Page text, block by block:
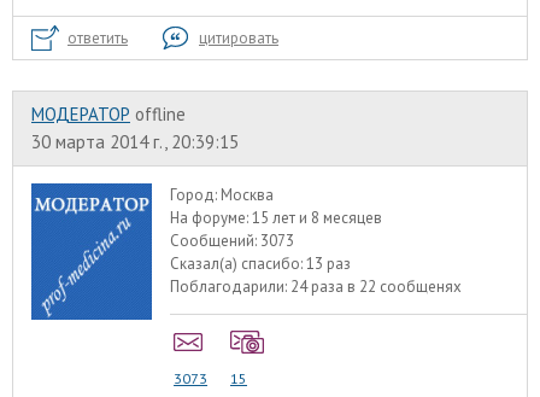
ответить цитировать
МОДЕРАТОР offline
30 марта 2014 г., 20:39:15
Город: Москва
На форуме:15 лет и 8 месяцев
Сообщений: 3073
Сказал(а) спасибо:13 раз
Поблагодарили: 24 раза в 22 сообщенях
3073 15